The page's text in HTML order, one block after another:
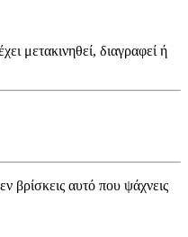
μετακινηθεί, διαγραφεί ή
βρίσκεις αυτό που ψάχνεις